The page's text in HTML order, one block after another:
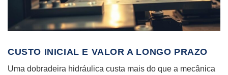
CUSTO INICIAL E VALOR A LONGO PRAZO
Uma dobradeira hidráulica custa mais do que a mecânica